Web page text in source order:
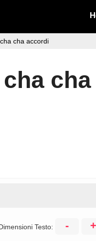
cha accordi
Testo: - +